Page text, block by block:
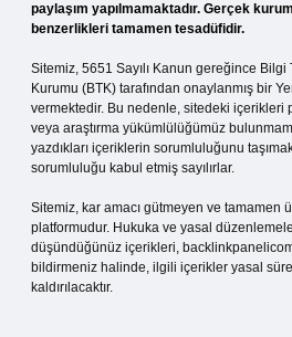
paylaşım yapılmamaktadır. Gerçek
benzerlikleri tamamen tesadüfidir.
Sitemiz, 5651 Sayılı Kanun gereğince
Kurumu (BTK) tarafından onaylanmış bir
vermektedir. Bu nedenle, sitedeki içerikleri
veya araştırma yükümlülüğümüz
yazdıkları içeriklerin sorumluluğunu
sorumluluğu kabul etmiş sayılırlar.
Sitemiz, kar amacı gütmeyen ve tamamen
platformudur. Hukuka ve yasal
düşündüğünüz içerikleri,
bildirmeniz halinde, ilgili içerikler yasal
kaldırılacaktır.